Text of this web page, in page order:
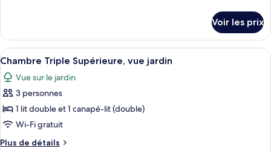
chambre :
Chambre
Double
Confort
le
type
de
chambre
Chambre
Double
Voir les prix
Afficher
toutes
les
photos
pour
ce
type
Chambre Triple Supérieure, vue
4
Chambre Triple Supérieure, vue jardin
Vue sur le jardin
3 personnes
1 lit double et 1 canapé-lit (double)
Wi-Fi gratuit
Plus de détails
Plus